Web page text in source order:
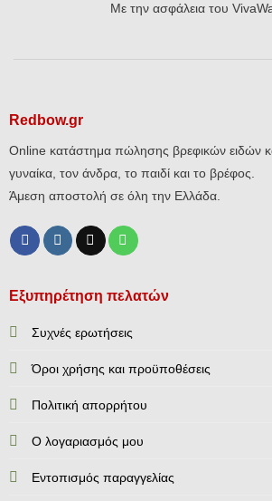
Με την ασφάλεια του
Redbow.gr
Online κατάστημα πώλησης βρεφικών ειδών
γυναίκα, τον άνδρα, το παιδί και το βρέφος.
Άμεση αποστολή σε όλη την Ελλάδα.
Εξυπηρέτηση πελατών
Συχνές ερωτήσεις
Όροι χρήσης και προϋποθέσεις
Πολιτική απορρήτου
Ο λογαριασμός μου
Εντοπισμός παραγγελίας